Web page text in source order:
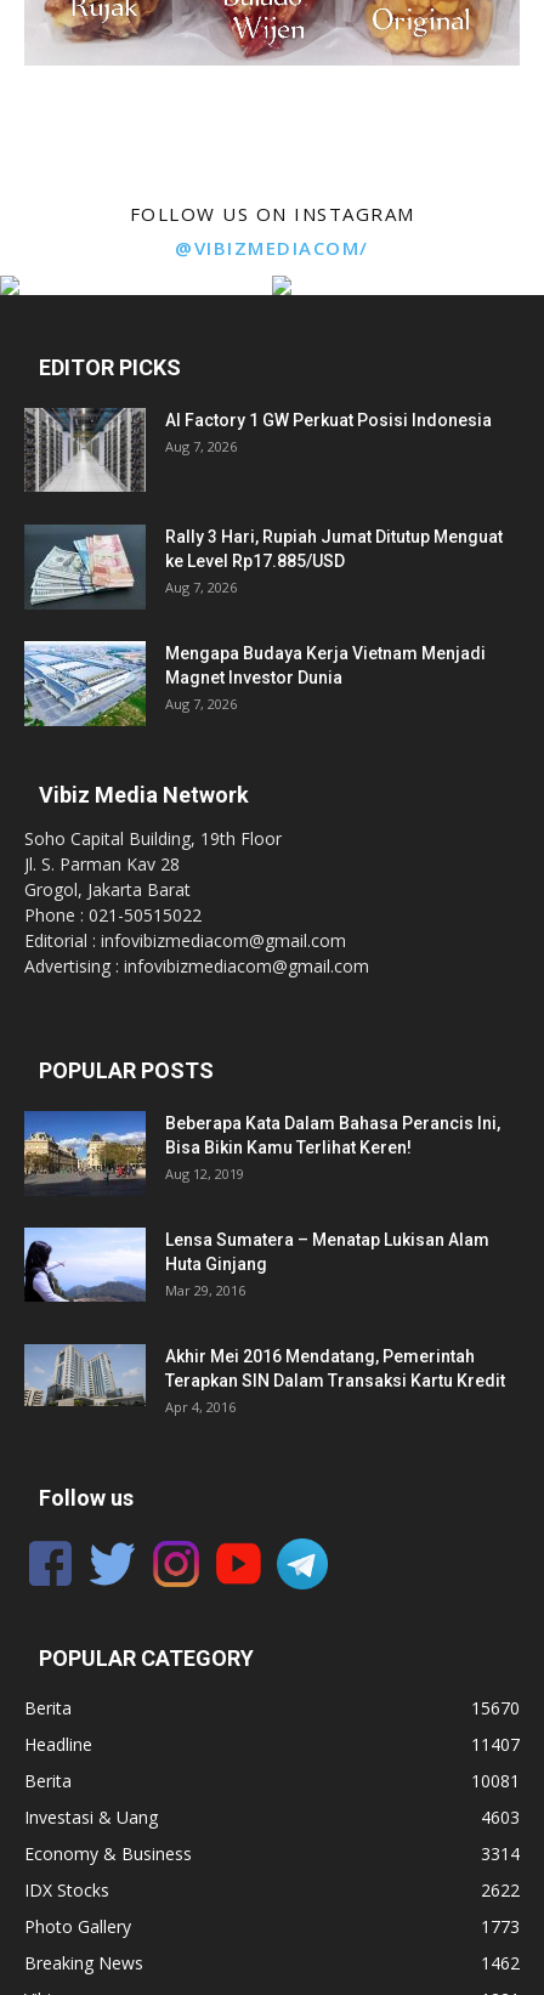
FOLLOW US ON INSTAGRAM
@VIBIZMEDIACOM/
EDITOR PICKS
AI Factory 1 GW Perkuat Posisi Indonesia
Aug 7, 2026
Rally 3 Hari, Rupiah Jumat Ditutup Menguat
ke Level Rp17.885/USD
Aug 7, 2026
Mengapa Budaya Kerja Vietnam Menjadi
Magnet Investor Dunia
Aug 7, 2026
Vibiz Media Network
Soho Capital Building, 19th Floor
Jl. S. Parman Kav 28
Grogol, Jakarta Barat
Phone : 021-50515022
Editorial : infovibizmediacom@gmail.com
Advertising : infovibizmediacom@gmail.com
POPULAR POSTS
Beberapa Kata Dalam Bahasa Perancis Ini,
Bisa Bikin Kamu Terlihat Keren!
Aug 12, 2019
Lensa Sumatera – Menatap Lukisan Alam
Huta Ginjang
Mar 29, 2016
Akhir Mei 2016 Mendatang, Pemerintah
Terapkan SIN Dalam Transaksi Kartu Kredit
Apr 4, 2016
Follow us
POPULAR CATEGORY
Berita
15670
Headline
11407
Berita
10081
Investasi & Uang
4603
Economy & Business
3314
IDX Stocks
2622
Photo Gallery
1773
Breaking News
1462